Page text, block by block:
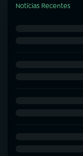
Notícias Recentes